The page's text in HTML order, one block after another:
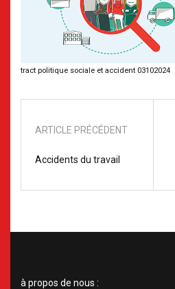
tract politique sociale et accident 03102024
ARTICLE PRÉCÉDENT
Accidents du travail
à propos de nous :